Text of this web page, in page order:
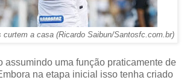
curtem a casa (Ricardo Saibun/Santosfc.com.br)
assumindo uma função praticamente de
na etapa inicial isso tenha criado